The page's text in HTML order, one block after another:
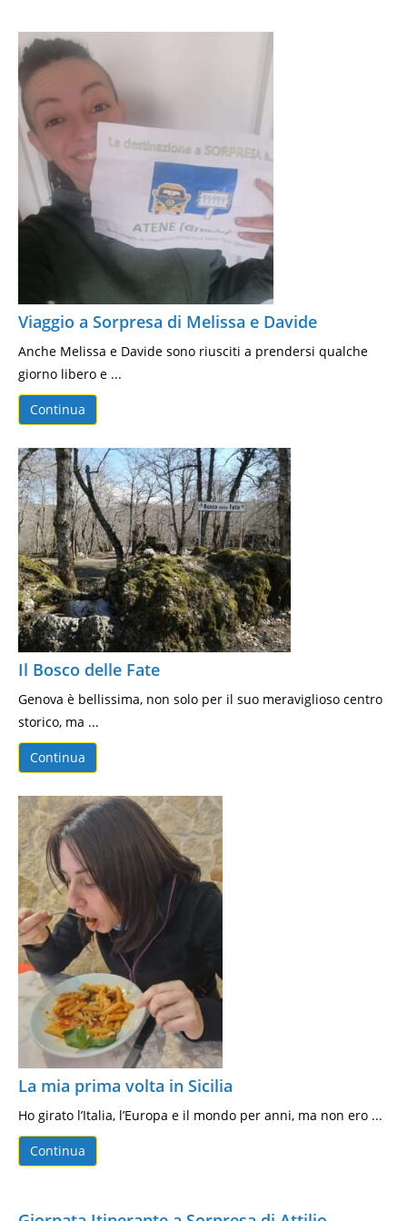
Viaggio a Sorpresa di Melissa e Davide
Anche Melissa e Davide sono riusciti a prendersi qualche
giorno libero e ...
Continua
Il Bosco delle Fate
Genova è bellissima, non solo per il suo meraviglioso centro
storico, ma ...
Continua
La mia prima volta in Sicilia
Ho girato l’Italia, l’Europa e il mondo per anni, ma non ero ...
Continua